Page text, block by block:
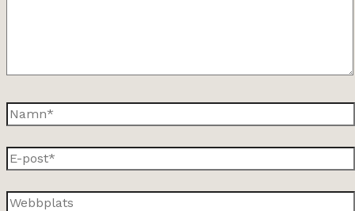
Namn*
E-
post*
Webbplats